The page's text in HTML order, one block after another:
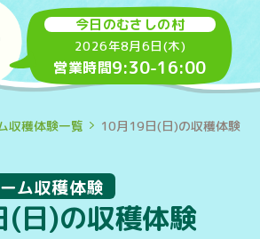
今日のむさしの村
2026年8月6日(木)
営業時間9:30-16:00
収穫体験一覧 10月19日(日)の収穫体験
日)の収穫体験
ム収穫体験